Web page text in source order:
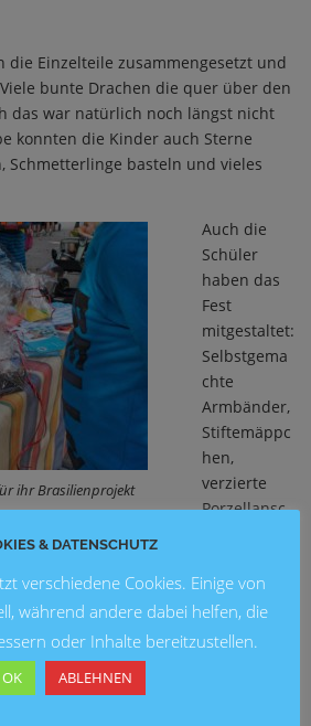
die Einzelteile zusammengesetzt und
bunte Drachen die quer über den
das war natürlich noch längst nicht
konnten die Kinder auch Sterne
Schmetterlinge basteln und vieles
ihr Brasilienprojekt
Auch die
Schüler
haben das
Fest
mitgestaltet:
Selbstgema
chte
Armbänder,
Stiftemäppc
hen,
verzierte
Porzellansc
Nein, die Kinder hatten vielmehr
Die Erlöse kamen nämlich ihrem
noch mehr im Angebot: Auf dem
des Foto-Clubs aus und die
& DATENSCHUTZ
verschiedene Cookies. Einige von
während andere dabei helfen, die
oder Inhalte bereitzustellen.
OK ABLEHNEN